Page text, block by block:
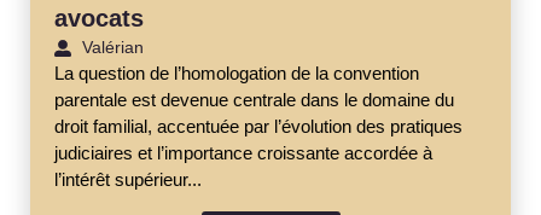
avocats
Valérian
La question de l’homologation de la convention
parentale est devenue centrale dans le domaine du
droit familial, accentuée par l’évolution des pratiques
judiciaires et l’importance croissante accordée à
l’intérêt supérieur...